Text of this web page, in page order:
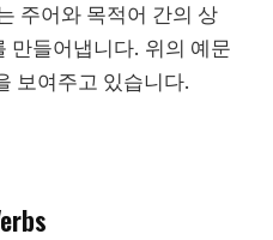
주어와 목적어 간의 상
만들어냅니다. 위의 예문
보여주고 있습니다.